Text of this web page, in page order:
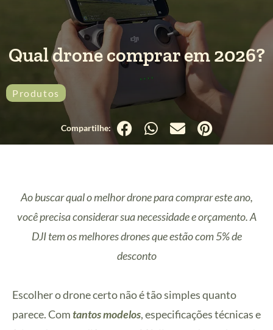
Qual drone comprar em 2026?
Produtos
Ao buscar qual o melhor drone para comprar este ano,
você precisa considerar sua necessidade e orçamento. A
DJI tem os melhores drones que estão com 5% de
desconto
Escolher o drone certo não é tão simples quanto
parece. Com tantos modelos, especificações técnicas e